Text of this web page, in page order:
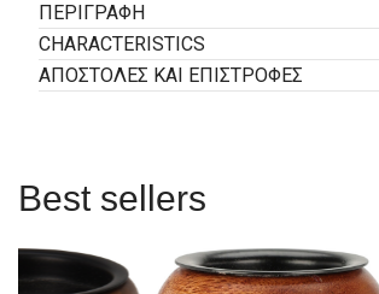
ΠΕΡΙΓΡΑΦΉ
CHARACTERISTICS
ΑΠΟΣΤΟΛΕΣ ΚΑΙ ΕΠΙΣΤΡΟΦΕΣ
Best sellers